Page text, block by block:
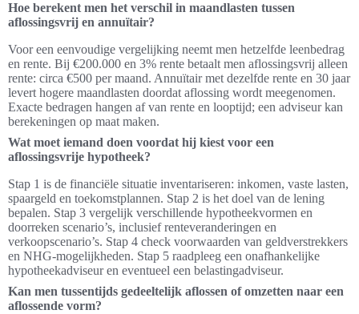
Hoe berekent men het verschil in maandlasten tussen
aflossingsvrij en annuïtair?
Voor een eenvoudige vergelijking neemt men hetzelfde leenbedrag
en rente. Bij €200.000 en 3% rente betaalt men aflossingsvrij alleen
rente: circa €500 per maand. Annuïtair met dezelfde rente en 30 jaar
levert hogere maandlasten doordat aflossing wordt meegenomen.
Exacte bedragen hangen af van rente en looptijd; een adviseur kan
berekeningen op maat maken.
Wat moet iemand doen voordat hij kiest voor een
aflossingsvrije hypotheek?
Stap 1 is de financiële situatie inventariseren: inkomen, vaste lasten,
spaargeld en toekomstplannen. Stap 2 is het doel van de lening
bepalen. Stap 3 vergelijk verschillende hypotheekvormen en
doorreken scenario’s, inclusief renteveranderingen en
verkoopscenario’s. Stap 4 check voorwaarden van geldverstrekkers
en NHG-mogelijkheden. Stap 5 raadpleeg een onafhankelijke
hypotheekadviseur en eventueel een belastingadviseur.
Kan men tussentijds gedeeltelijk aflossen of omzetten naar een
aflossende vorm?